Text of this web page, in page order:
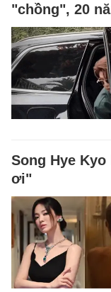
"chồng", 20
Song Hye
ơi"